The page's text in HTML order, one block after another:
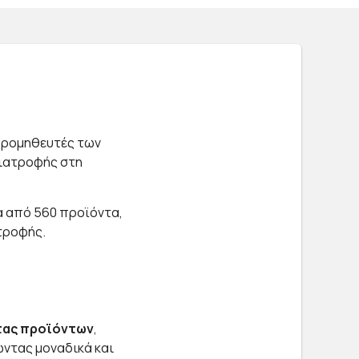
των
στη
από 560 προϊόντα,
προϊόντων,
μοναδικά και